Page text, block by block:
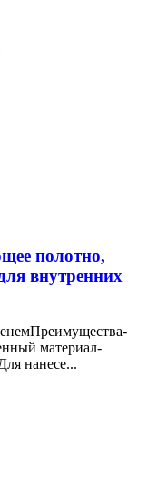
полотно,
внутренних
материал-
нанесе...